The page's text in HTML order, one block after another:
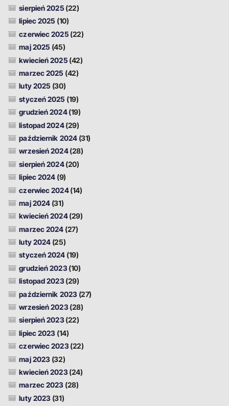
sierpień 2025 (22)
lipiec 2025 (10)
czerwiec 2025 (22)
maj 2025 (45)
kwiecień 2025 (42)
marzec 2025 (42)
luty 2025 (30)
styczeń 2025 (19)
grudzień 2024(19)
listopad 2024(29)
październik 2024(31)
wrzesień 2024(28)
sierpień 2024(20)
lipiec 2024 (9)
czerwiec 2024(14)
maj 2024 (31)
kwiecień 2024(29)
marzec 2024 (27)
luty 2024 (25)
styczeń 2024 (19)
grudzień 2023(10)
listopad 2023(29)
październik 2023(27)
wrzesień 2023(28)
sierpień 2023(22)
lipiec 2023 (14)
czerwiec 2023(22)
maj 2023 (32)
kwiecień 2023(24)
marzec 2023 (28)
luty 2023 (31)